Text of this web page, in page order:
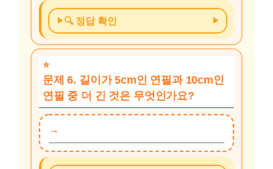
🔍 정답 확인
문제 6. 길이가 5cm인 연필과 10cm인
연필 중 더 긴 것은 무엇인가요?